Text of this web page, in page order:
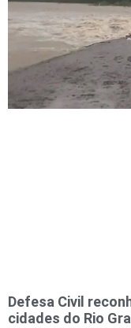
Defesa Civil
cidades do Rio